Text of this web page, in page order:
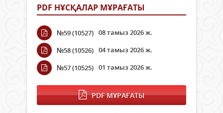
PDF НҰСҚАЛАР МҰРАҒАТЫ
№59 (10527) 08 тамыз 2026 ж.
№58 (10526) 04 тамыз 2026 ж.
№57 (10525) 01 тамыз 2026 ж.
PDF МҰРАҒАТЫ